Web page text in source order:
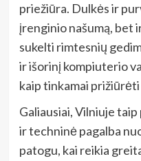
priežiūra. Dulkės ir
įrenginio našumą, bet
sukelti rimtesnių
ir išorinį kompiuterio
kaip tinkamai
Galiausiai, Vilniuje
ir techninė pagalba
patogu, kai reikia